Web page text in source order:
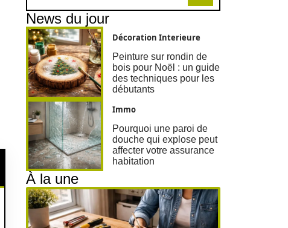
News du jour
Décoration Interieure
Peinture sur rondin de
bois pour Noël : un guide
des techniques pour les
débutants
Immo
Pourquoi une paroi de
douche qui explose peut
affecter votre assurance
habitation
À la une